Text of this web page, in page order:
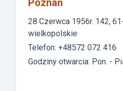
28 Czerwca 1956r. 142,
wielkopolskie
Telefon: +48572 072 416
Godziny otwarcia: Pon. -